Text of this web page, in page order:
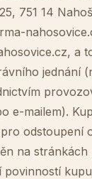
751 14
, a
jednání
e-mailem).
odstoupení
na stránkách